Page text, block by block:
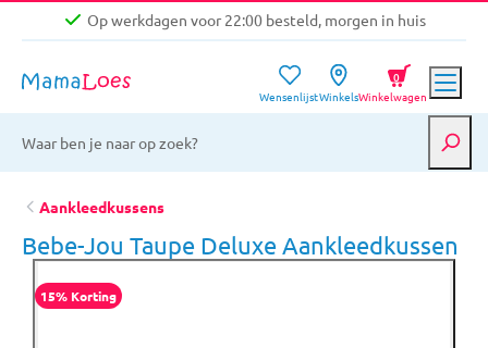
Op werkdagen voor 22:00 besteld, morgen in huis
Gratis verzending vanaf €39,-
Op werkdagen voor 22:00 besteld, morgen in huis
WensenlijstWinkelsWinkelwagen
0
Aankleedkussens
Bebe-Jou Taupe Deluxe Aankleedkussen
15% Korting